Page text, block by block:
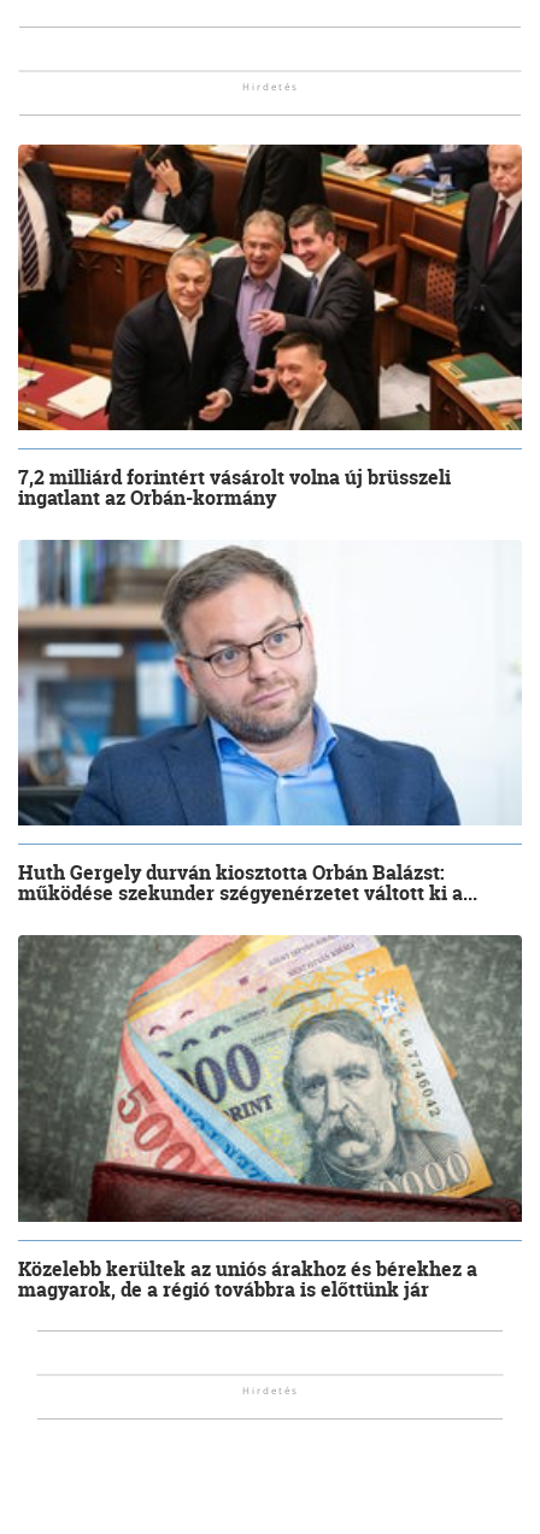
7,2 milliárd forintért vásárolt volna új brüsszeli
ingatlant az Orbán-kormány
Huth Gergely durván kiosztotta Orbán Balázst:
működése szekunder szégyenérzetet váltott ki a...
Közelebb kerültek az uniós árakhoz és bérekhez a
magyarok, de a régió továbbra is előttünk jár